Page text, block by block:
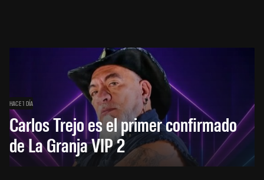
HACE 1 DÍA
Carlos Trejo es el primer confirmado
de La Granja VIP 2